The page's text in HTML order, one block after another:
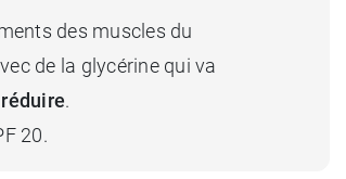
des muscles du
de la glycérine qui va
.
20.